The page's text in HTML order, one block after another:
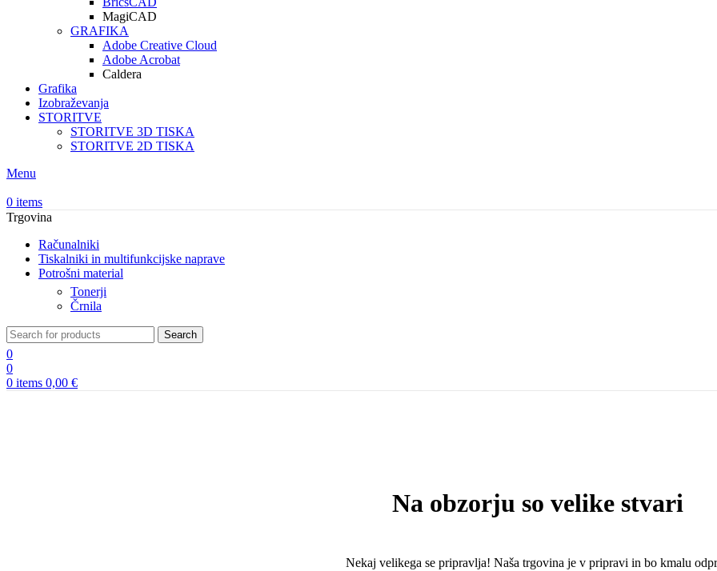
MagiCAD
GRAFIKA
Adobe Creative Cloud
Adobe Acrobat
Caldera
Grafika
Izobraževanja
STORITVE
STORITVE 3D TISKA
STORITVE 2D TISKA
Menu
0 items
Trgovina
Računalniki
Tiskalniki in multifunkcijske naprave
Potrošni material
Tonerji
Črnila
Search
0
0
0 items 0,00 €
Na obzorju so velike stvari
Nekaj ​​velikega se pripravlja! Naša trgovina je v pripravi in ​​bo kmalu